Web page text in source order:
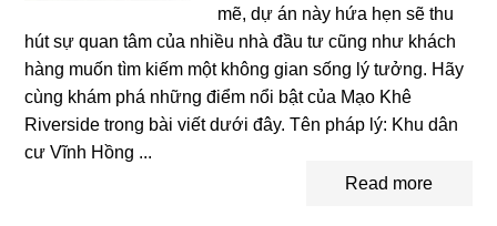
mẽ, dự án này hứa hẹn sẽ thu
hút sự quan tâm của nhiều nhà đầu tư cũng như khách
hàng muốn tìm kiếm một không gian sống lý tưởng. Hãy
cùng khám phá những điểm nổi bật của Mạo Khê
Riverside trong bài viết dưới đây. Tên pháp lý: Khu dân
cư Vĩnh Hồng ...
Read more